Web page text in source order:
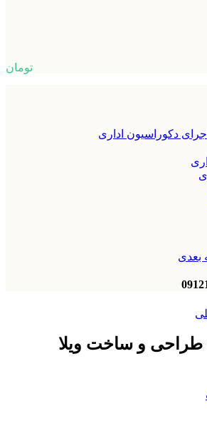
تومان
دکوراسیون اداری
بعدی
طراحی و ساخت ویلا